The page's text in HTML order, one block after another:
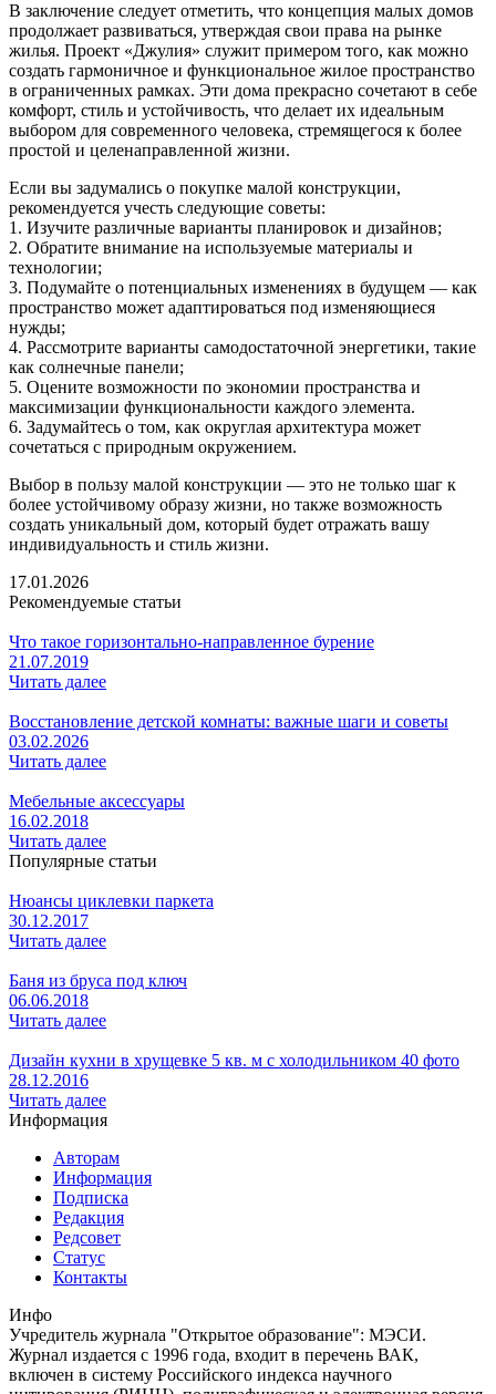
В заключение следует отметить, что концепция малых домов
продолжает развиваться, утверждая свои права на рынке
жилья. Проект «Джулия» служит примером того, как можно
создать гармоничное и функциональное жилое пространство
в ограниченных рамках. Эти дома прекрасно сочетают в себе
комфорт, стиль и устойчивость, что делает их идеальным
выбором для современного человека, стремящегося к более
простой и целенаправленной жизни.
Если вы задумались о покупке малой конструкции,
рекомендуется учесть следующие советы:
1. Изучите различные варианты планировок и дизайнов;
2. Обратите внимание на используемые материалы и
технологии;
3. Подумайте о потенциальных изменениях в будущем — как
пространство может адаптироваться под изменяющиеся
нужды;
4. Рассмотрите варианты самодостаточной энергетики, такие
как солнечные панели;
5. Оцените возможности по экономии пространства и
максимизации функциональности каждого элемента.
6. Задумайтесь о том, как округлая архитектура может
сочетаться с природным окружением.
Выбор в пользу малой конструкции — это не только шаг к
более устойчивому образу жизни, но также возможность
создать уникальный дом, который будет отражать вашу
индивидуальность и стиль жизни.
17.01.2026
Рекомендуемые статьи
Что такое горизонтально-направленное бурение
21.07.2019
Читать далее
Восстановление детской комнаты: важные шаги и советы
03.02.2026
Читать далее
Мебельные аксессуары
16.02.2018
Читать далее
Популярные статьи
Нюансы циклевки паркета
30.12.2017
Читать далее
Баня из бруса под ключ
06.06.2018
Читать далее
Дизайн кухни в хрущевке 5 кв. м с холодильником 40 фото
28.12.2016
Читать далее
Информация
Авторам
Информация
Подписка
Редакция
Редсовет
Статус
Контакты
Инфо
Учредитель журнала "Открытое образование": МЭСИ.
Журнал издается с 1996 года, входит в перечень ВАК,
включен в систему Российского индекса научного